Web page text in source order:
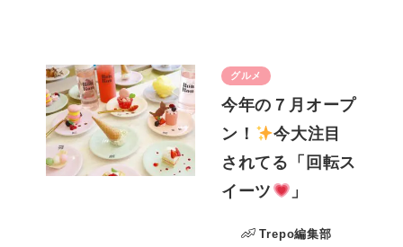
グルメ
今年の７月オープ
ン！
今大注目
されてる「回転ス
イーツ
」
Trepo編集部